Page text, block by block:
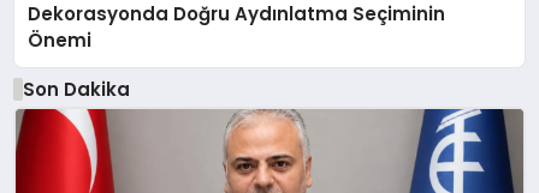
Dekorasyonda Doğru Aydınlatma Seçiminin
Önemi
Son Dakika